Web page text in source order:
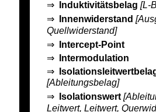
⇒
Induktivitätsbelag [L-
⇒
Innenwiderstand
Quellwiderstand]
⇒
Intercept-Point
⇒
Intermodulation
⇒
[Ableitungsbelag]
⇒
Isolationswert
Leitwert, Leitwert,